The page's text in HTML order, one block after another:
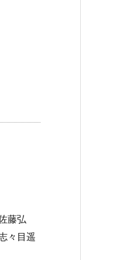
藤弘
々目遥